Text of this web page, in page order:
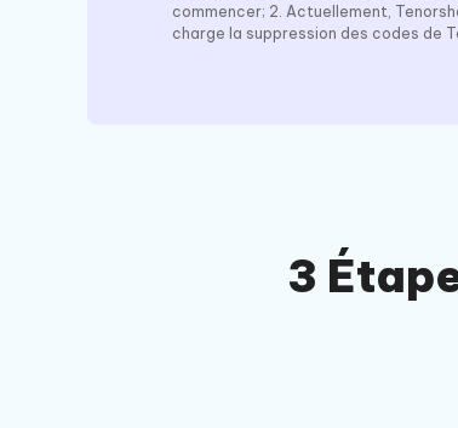
commencer; 2. Actuellement,
charge la suppression des codes de
3